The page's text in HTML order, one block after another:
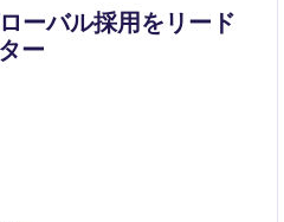
ーバル採用をリード
ー